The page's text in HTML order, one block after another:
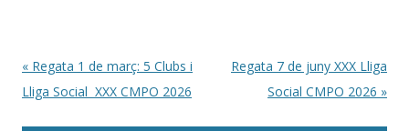
Post navigation
« Regata 1 de març: 5 Clubs i
Lliga Social XXX CMPO 2026
Regata 7 de juny XXX Lliga
Social CMPO 2026 »